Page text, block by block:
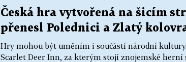
Česká hra vytvořená na šicím
přenesl Polednici a Zlatý
Hry mohou být uměním i součástí národní
Scarlet Deer Inn, za kterým stojí znojemské herní